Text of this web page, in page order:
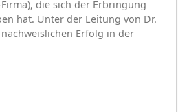
die sich der Erbringung
hat. Unter der Leitung von Dr.
Erfolg in der